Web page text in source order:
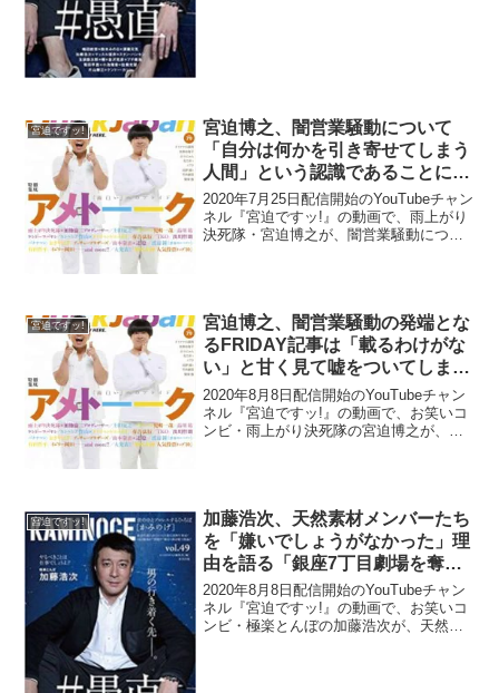
宮迫ですッ!
宮迫博之、闇営業騒動について
「自分は何かを引き寄せてしまう
人間」という認識であることに対
して妻から苦言を呈される「それ
は自分の甘さ」
2020年7月25日配信開始のYouTubeチャン
ネル『宮迫ですッ!』の動画で、雨上がり
決死隊・宮迫博之が、闇営業騒動につい
宮迫ですッ!
宮迫博之、闇営業騒動の発端とな
るFRIDAY記事は「載るわけがな
い」と甘く見て嘘をついてしまっ
たと告白「まさかそんな大事にな
るわけないと…」
2020年8月8日配信開始のYouTubeチャン
ネル『宮迫ですッ!』の動画で、お笑いコ
ンビ・雨上がり決死隊の宮迫博之が、闇
宮迫ですッ!
加藤浩次、天然素材メンバーたち
を「嫌いでしょうがなかった」理
由を語る「銀座7丁目劇場を奪わ
れ、腹立って、腹立って…」
2020年8月8日配信開始のYouTubeチャン
ネル『宮迫ですッ!』の動画で、お笑いコ
ンビ・極楽とんぼの加藤浩次が、天然素